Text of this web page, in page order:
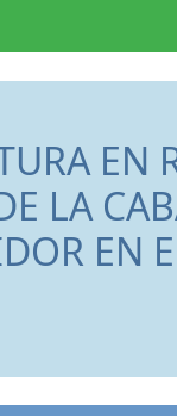
EN
LA
EN